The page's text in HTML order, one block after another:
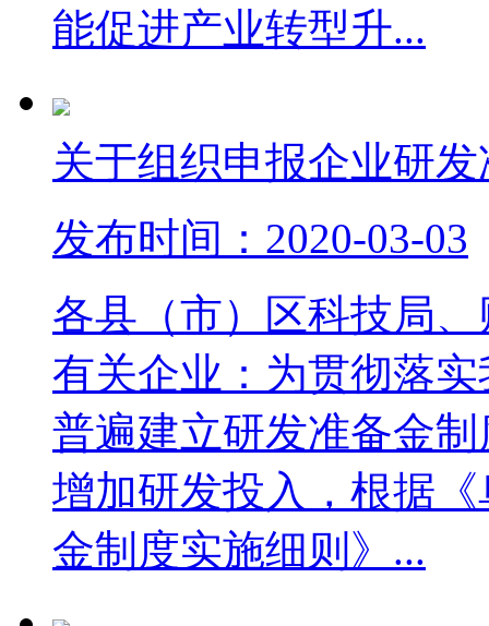
能促进产业转型升...
关于组织申报企业研
发布时间：2020-03-03
各县（市）区科技局
有关企业：为贯彻落
普遍建立研发准备金
增加研发投入，根据
金制度实施细则》...